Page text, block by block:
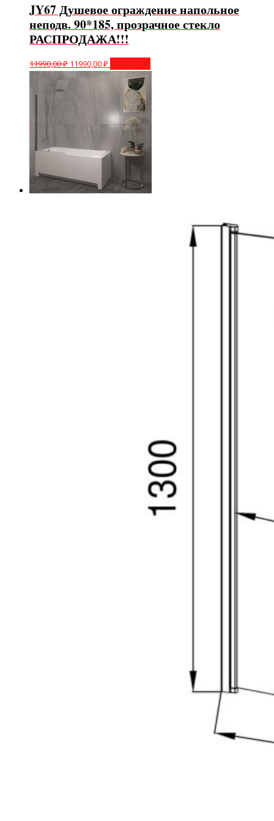
JY67 Душевое ограждение напольное
неподв. 90*185, прозрачное стекло
РАСПРОДАЖА!!!
11990,00₽ 11990,00₽